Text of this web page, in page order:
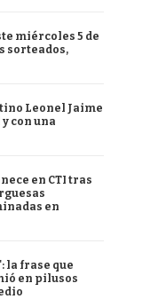
miércoles 5 de
sorteados,
Leonel Jaime
con una
en CTI tras
en
la frase que
en pilusos